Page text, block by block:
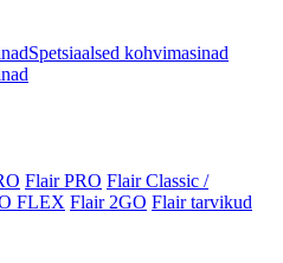
Spetsiaalsed kohvimasinad
Flair PRO Flair Classic /
FLEX Flair 2GO Flair tarvikud